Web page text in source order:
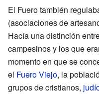
El Fuero también
(asociaciones de
Hacía una distinción
campesinos y los que
momento en que se
el Fuero Viejo, la
grupos de cristianos,